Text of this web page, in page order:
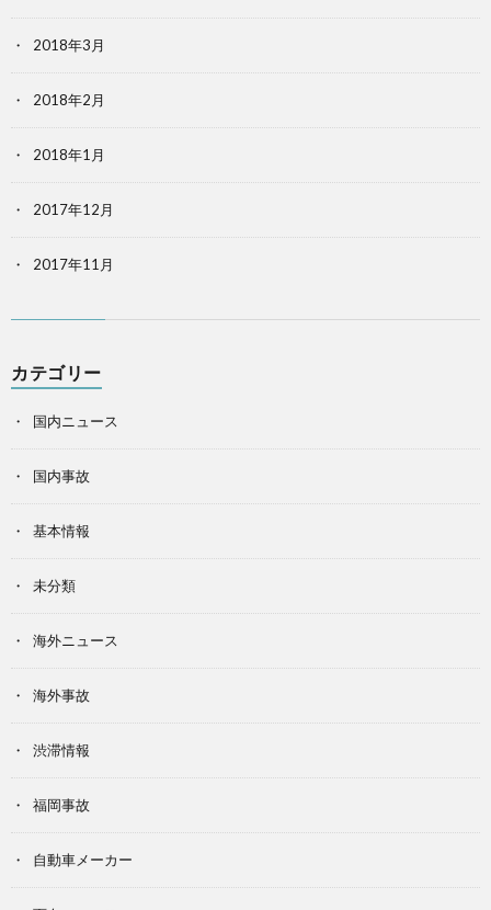
2018年3月
2018年2月
2018年1月
2017年12月
2017年11月
カテゴリー
国内ニュース
国内事故
基本情報
未分類
海外ニュース
海外事故
渋滞情報
福岡事故
自動車メーカー